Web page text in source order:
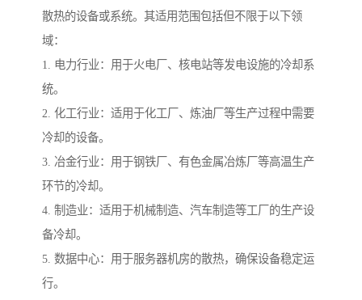
散热的设备或系统。其适用范围包括但不限于以下领
域：
1. 电力行业：用于火电厂、核电站等发电设施的冷却系
统。
2. 化工行业：适用于化工厂、炼油厂等生产过程中需要
冷却的设备。
3. 冶金行业：用于钢铁厂、有色金属冶炼厂等高温生产
环节的冷却。
4. 制造业：适用于机械制造、汽车制造等工厂的生产设
备冷却。
5. 数据中心：用于服务器机房的散热，确保设备稳定运
行。